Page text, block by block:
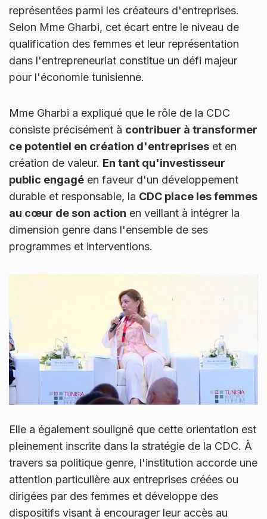
représentées parmi les créateurs d'entreprises.
Selon Mme Gharbi, cet écart entre le niveau de
qualification des femmes et leur représentation
dans l'entrepreneuriat constitue un défi majeur
pour l'économie tunisienne.
Mme Gharbi a expliqué que le rôle de la CDC
consiste précisément à contribuer à transformer
ce potentiel en création d'entreprises et en
création de valeur. En tant qu'investisseur
public engagé en faveur d'un développement
durable et responsable, la CDC place les femmes
au cœur de son action en veillant à intégrer la
dimension genre dans l'ensemble de ses
programmes et interventions.
Elle a également souligné que cette orientation est
pleinement inscrite dans la stratégie de la CDC. À
travers sa politique genre, l'institution accorde une
attention particulière aux entreprises créées ou
dirigées par des femmes et développe des
dispositifs visant à encourager leur accès au